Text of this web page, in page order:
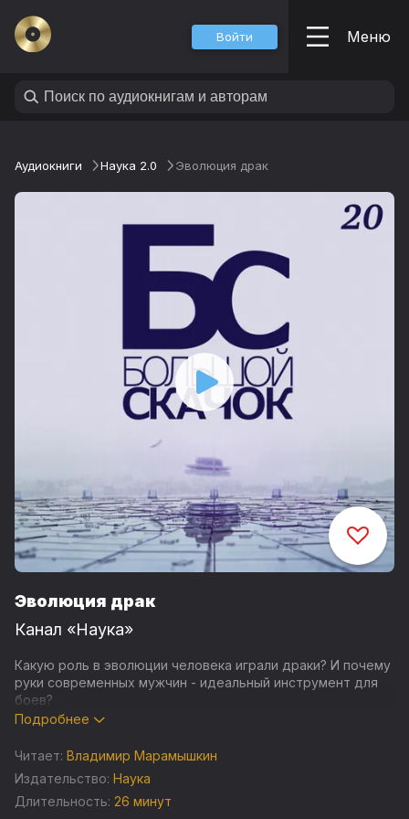
Войти Меню
Аудиокниги Наука 2.0 Эволюция драк
Эволюция драк
Канал «Наука»
Какую роль в эволюции человека играли драки? И почему
руки современных мужчин - идеальный инструмент для
боев?
которые вели наши предки за самок и территорию.
Только люди используют свои руки для драк, нанося ими
четкие и весомые удары. Эта особенность, уверены
ученые, дала человеку разумному преимущество перед
Подробнее
Читает: Владимир Марамышкин
Издательство: Наука
Длительность: 26 минут